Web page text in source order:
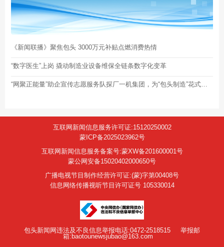
《新闻联播》聚焦包头 3000万元补贴点燃消费热情
“数字医生”上岗 撬动制造业设备维保全链条数字化变革
“网聚正能量”助企宣传志愿服务队探厂一机集团，为“包头制造”花式打call
互联网新闻信息服务许可证:15120250002
蒙ICP备2025023962号
互联网新闻信息服务备案号:蒙XW备201600001号
蒙公网安备15020402000650号
广播电视节目制作经营许可证:(蒙)字第00408号
信息网络传播视听节目许可证号 105330014
包头新闻网违法及不良信息举报电话:0472-2518515
举报邮
箱:baotounewsjubao@163.com